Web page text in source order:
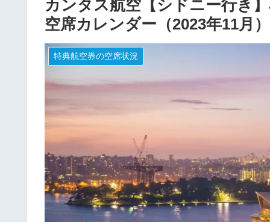
カンタス航空【シドニー行き
空席カレンダー（2023年11月）
特典航空券の空席状況